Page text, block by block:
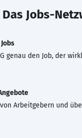
Das Jobs-
genau den Job, der
Arbeitgebern und